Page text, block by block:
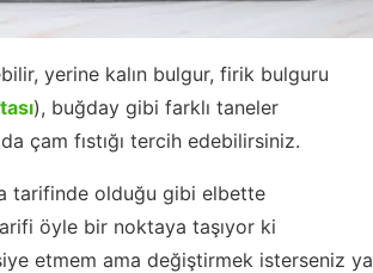
yerine kalın bulgur, firik bulguru
), buğday gibi farklı taneler
çam fıstığı tercih edebilirsiniz.
tarifinde olduğu gibi elbette
öyle bir noktaya taşıyor ki
etmem ama değiştirmek isterseniz ya